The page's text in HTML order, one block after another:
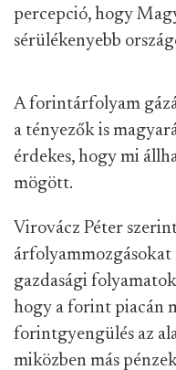
percepció, hogy
sérülékenyebb
A forintárfolyam
a tényezők is
érdekes, hogy mi
mögött.
Virovácz Péter
árfolyammozgásokat
gazdasági
hogy a forint piacán
forintgyengülés az
miközben más